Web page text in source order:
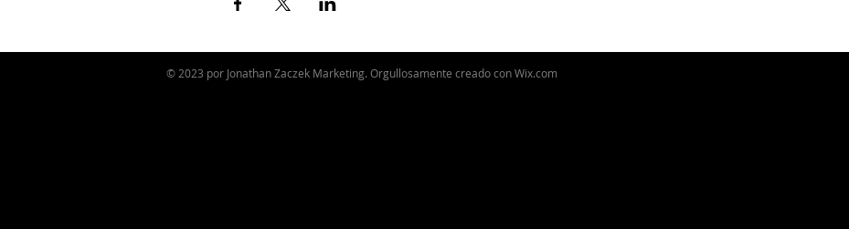
© 2023 por Jonathan Zaczek Marketing. Orgullosamente creado conWix.com